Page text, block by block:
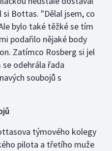
si Bottas. "Dělal jsem, co
bylo také těžké se tím
podařilo nějaké body
Zatímco Rosberg si jel
se odehrála řada
soubojů s
týmového kolegy
pilota a třetího muže